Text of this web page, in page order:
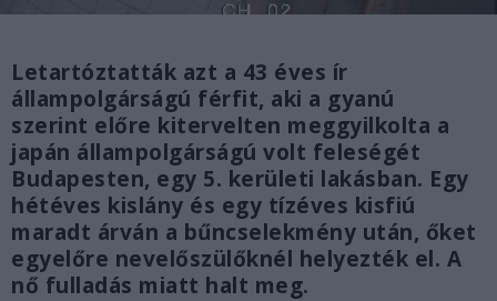
Letartóztatták azt a 43 éves ír
állampolgárságú férfit, aki a gyanú
szerint előre kitervelten meggyilkolta a
japán állampolgárságú volt feleségét
Budapesten, egy 5. kerületi lakásban. Egy
hétéves kislány és egy tízéves kisfiú
maradt árván a bűncselekmény után, őket
egyelőre nevelőszülőknél helyezték el. A
nő fulladás miatt halt meg.